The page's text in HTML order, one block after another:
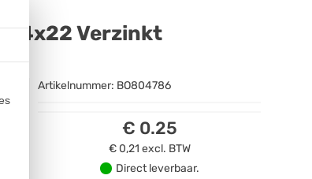
Verzinkt
Artikelnummer: BO804786
€ 0.25
€ 0,21 excl. BTW
Direct leverbaar.